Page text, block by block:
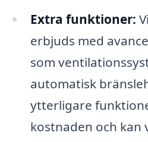
Extra funktioner:
erbjuds med
som
automatisk
ytterligare
kostnaden och kan